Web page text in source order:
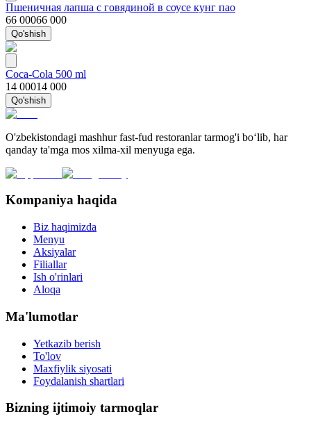
Пшеничная лапша с говядиной в соусе кунг пао
66 00066 000
Qo'shish
Coca-Cola 500 ml
14 00014 000
Qo'shish
O'zbekistondagi mashhur fast-fud restoranlar tarmog'i bo‘lib, har
qanday ta'mga mos xilma-xil menyuga ega.
Kompaniya haqida
Biz haqimizda
Menyu
Aksiyalar
Filiallar
Ish o'rinlari
Aloqa
Ma'lumotlar
Yetkazib berish
To'lov
Maxfiylik siyosati
Foydalanish shartlari
Bizning ijtimoiy tarmoqlar